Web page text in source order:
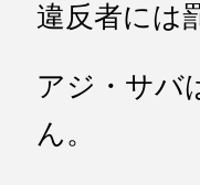
違反者には
アジ・サバ
ん。